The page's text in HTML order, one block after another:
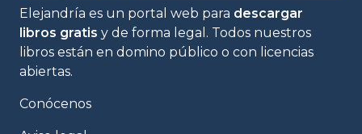
Elejandría es un portal web para descargar
libros gratis y de forma legal. Todos nuestros
libros están en domino público o con licencias
abiertas.
Conócenos